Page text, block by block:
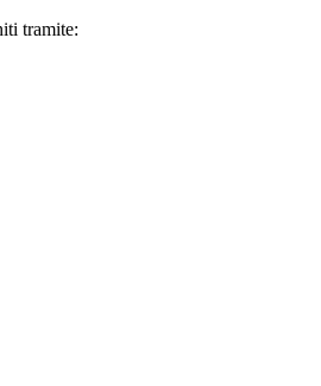
tramite: